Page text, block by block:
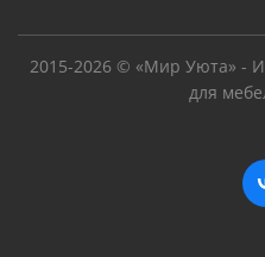
2015-2026 © «Мир Уюта» -
для